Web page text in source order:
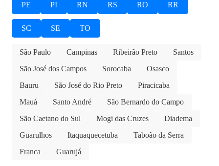
PE PI RN RS RO RR
SC SE TO
São Paulo Campinas Ribeirão Preto
Santos
São José dos Campos
Sorocaba
Osasco
Bauru
São José do Rio Preto
Piracicaba
Mauá
Santo André
São Bernardo do Campo
São Caetano do Sul
Mogi das Cruzes
Diadema
Guarulhos
Itaquaquecetuba
Taboão da Serra
Franca
Guarujá